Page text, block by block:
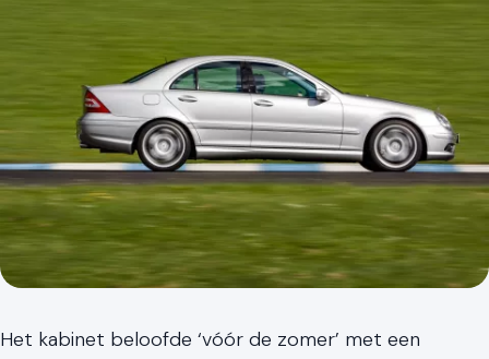
Het kabinet beloofde ‘vóór de zomer’ met een